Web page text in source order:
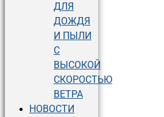
ДЛЯ
ДОЖДЯ
И ПЫЛИ
С
ВЫСОКОЙ
СКОРОСТЬЮ
ВЕТРА
НОВОСТИ